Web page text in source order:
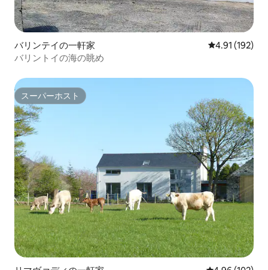
バリンテイの一軒家 レビュー192
4.91 (192)
バリントイの海の眺め
スーパーホスト
スーパーホスト